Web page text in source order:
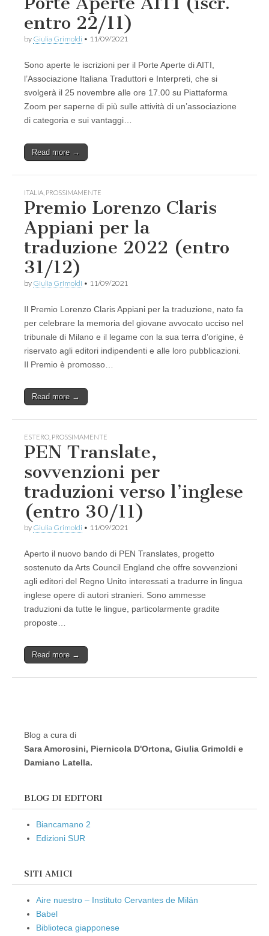
entro 22/11)
by Giulia Grimoldi • 11/09/2021
Sono aperte le iscrizioni per il Porte Aperte di AITI,
l’Associazione Italiana Traduttori e Interpreti, che si
svolgerà il 25 novembre alle ore 17.00 su Piattaforma
Zoom per saperne di più sulle attività di un’associazione
di categoria e sui vantaggi…
Read more →
ITALIA PROSSIMAMENTE
Premio Lorenzo Claris
Appiani per la
traduzione 2022 (entro
31/12)
by Giulia Grimoldi • 11/09/2021
Il Premio Lorenzo Claris Appiani per la traduzione, nato fa
per celebrare la memoria del giovane avvocato ucciso nel
tribunale di Milano e il legame con la sua terra d’origine, è
riservato agli editori indipendenti e alle loro pubblicazioni.
Il Premio è promosso…
Read more →
ESTERO PROSSIMAMENTE
PEN Translate,
sovvenzioni per
traduzioni verso l’inglese
(entro 30/11)
by Giulia Grimoldi • 11/09/2021
Aperto il nuovo bando di PEN Translates, progetto
sostenuto da Arts Council England che offre sovvenzioni
agli editori del Regno Unito interessati a tradurre in lingua
inglese opere di autori stranieri. Sono ammesse
traduzioni da tutte le lingue, particolarmente gradite
proposte…
Read more →
Blog a cura di
Sara Amorosini, Piernicola D'Ortona, Giulia Grimoldi e
Damiano Latella.
BLOG DI EDITORI
Biancamano 2
Edizioni SUR
SITI AMICI
Aire nuestro – Instituto Cervantes de Milán
Babel
Biblioteca giapponese